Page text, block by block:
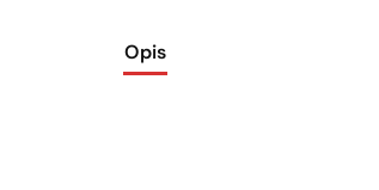
Opis